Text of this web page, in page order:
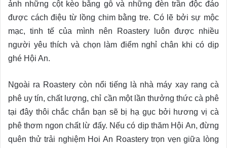
ảnh những cột kèo bằng gỗ và những đèn trần độc đáo
được cách điệu từ lồng chim bằng tre. Có lẽ bởi sự mộc
mạc, tinh tế của mình nên Roastery luôn được nhiều
người yêu thích và chọn làm điểm nghỉ chân khi có dịp
ghé Hội An.
Ngoài ra Roastery còn nổi tiếng là nhà máy xay rang cà
phê uy tín, chất lượng, chỉ cần một lần thưởng thức cà phê
tại đây thôi chắc chắn bạn sẽ bị hạ gục bởi hương vị cà
phê thơm ngon chất lừ đấy. Nếu có dịp thăm Hội An, đừng
quên thử trải nghiệm Hoi An Roastery trọn vẹn giữa lòng